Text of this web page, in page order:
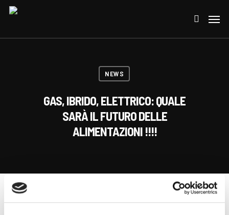
NEWS
GAS, IBRIDO, ELETTRICO: QUALE
SARÀ IL FUTURO DELLE
ALIMENTAZIONI !!!!